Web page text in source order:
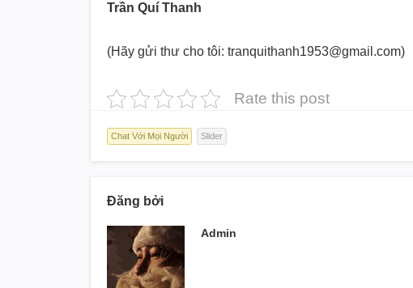
Trần Quí Thanh
(Hãy gửi thư cho tôi: tranquithanh1953@gmail.com)
Rate this post
Chat Với Mọi Người Slider
Đăng bởi
Admin